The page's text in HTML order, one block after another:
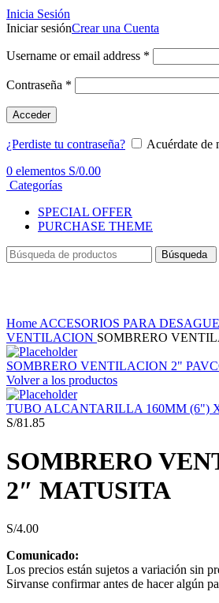
Inicia Sesión
Iniciar sesiónCrear una Cuenta
Username or email address *
Contraseña *
Acceder
¿Perdiste tu contraseña?
Acuérdate de
0 elementos S/0.00
Categorías
SPECIAL OFFER
PURCHASE THEME
Búsqueda
Home ACCESORIOS PARA DESAGUE
VENTILACION SOMBRERO
SOMBRERO VENTILACION 2"
Volver a los productos
TUBO ALCANTARILLA 160MM (6")
S/81.85
SOMBRERO
2″ MATUSITA
S/4.00
Comunicado:
Los precios están sujetos a variación sin
Sirvanse confirmar antes de hacer algún